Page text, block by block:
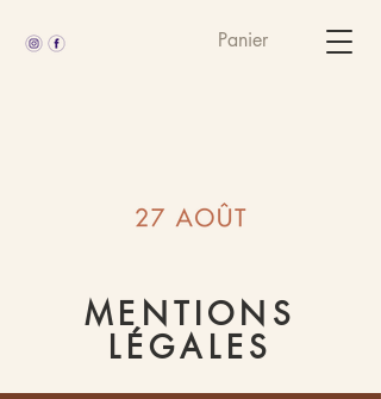
Panier
MENTIONS
LÉGALES